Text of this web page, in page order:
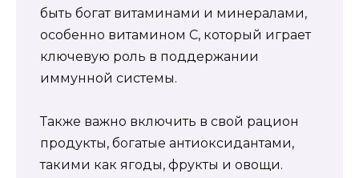
быть богат витаминами и минералами,
особенно витамином С, который играет
ключевую роль в поддержании
иммунной системы.
Также важно включить в свой рацион
продукты, богатые антиоксидантами,
такими как ягоды, фрукты и овощи.